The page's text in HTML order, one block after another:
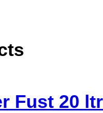
Fust 20